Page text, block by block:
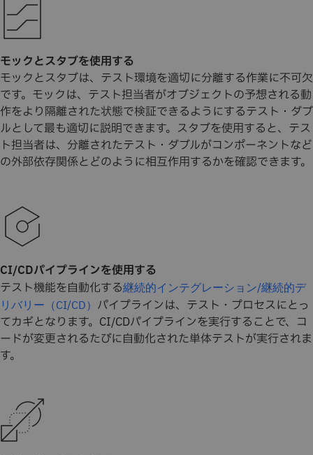
モックとスタブを使用する
モックとスタブは、テスト環境を適切に分離する作業に不可欠
です。モックは、テスト担当者がオブジェクトの予想される動
作をより隔離された状態で検証できるようにするテスト・ダブ
ルとして最も適切に説明できます。スタブを使用すると、テス
ト担当者は、分離されたテスト・ダブルがコンポーネントなど
の外部依存関係とどのように相互作用するかを確認できます。
CI/CDパイプラインを使用する
テスト機能を自動化する継続的インテグレーション/継続的デ
リバリー（CI/CD） パイプラインは、テスト・プロセスにとっ
てカギとなります。CI/CDパイプラインを実行することで、コ
ードが変更されるたびに自動化された単体テストが実行されま
す。